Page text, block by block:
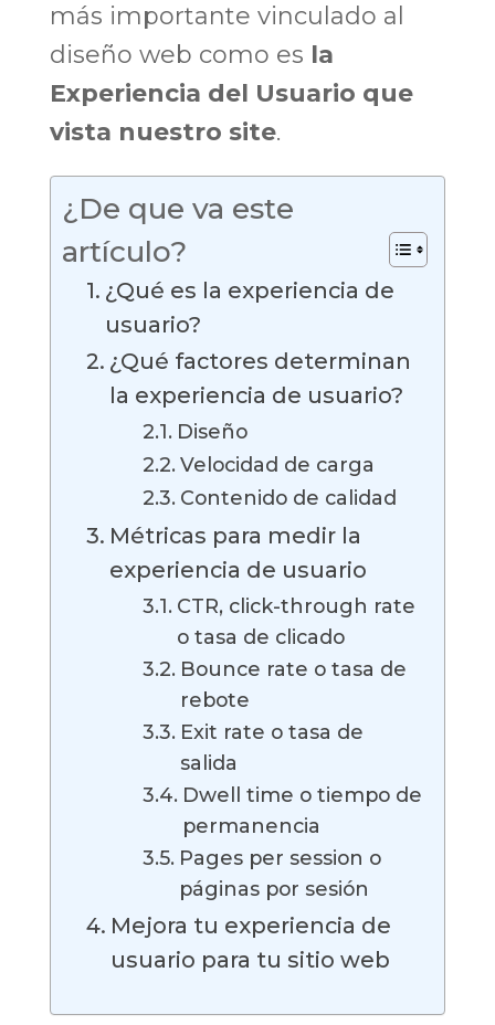
más importante vinculado al
diseño web como es la
Experiencia del Usuario que
vista nuestro site.
¿De que va este
artículo?
¿Qué es la experiencia de
usuario?
¿Qué factores determinan
la experiencia de usuario?
Diseño
Velocidad de carga
Contenido de calidad
Métricas para medir la
experiencia de usuario
CTR, click-through rate
o tasa de clicado
Bounce rate o tasa de
rebote
Exit rate o tasa de
salida
Dwell time o tiempo de
permanencia
Pages per session o
páginas por sesión
Mejora tu experiencia de
usuario para tu sitio web